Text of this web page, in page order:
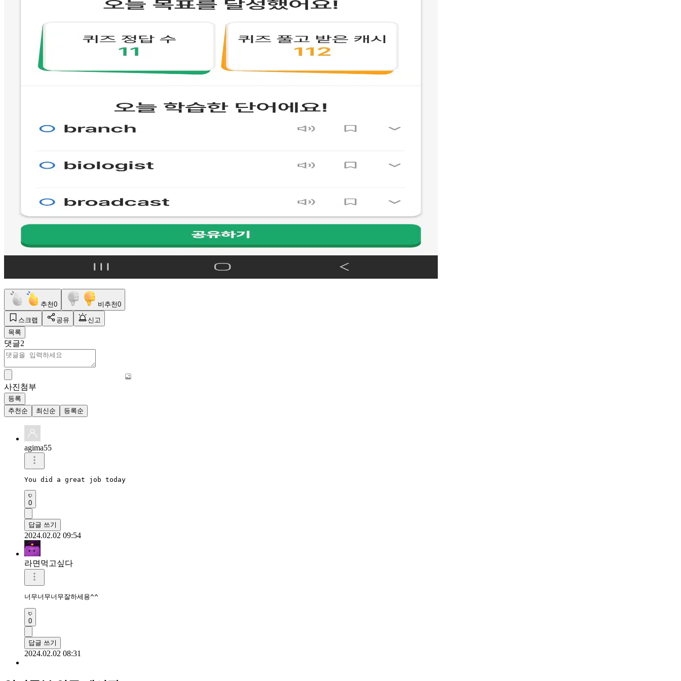
추천0 비추천0
스크랩 공유
신고
목록
댓글2
사진첨부
등록
추천순
최신순 등록순
agima55
You did a great job today
0
답글 쓰기
2024.02.02 09:54
라면먹고싶다
너무너무너무잘하세용^^
0
답글 쓰기
2024.02.02 08:31